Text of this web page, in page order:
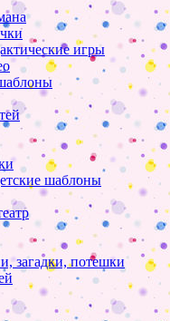
игры
шаблоны
загадки, потешки